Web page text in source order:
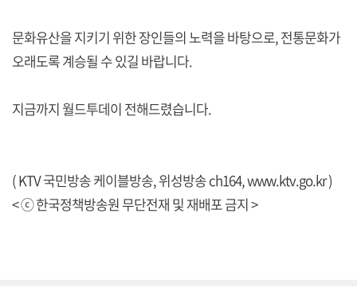
문화유산을 지키기 위한 장인들의 노력을 바탕으로, 전통문화가
오래도록 계승될 수 있길 바랍니다.
지금까지 월드투데이 전해드렸습니다.
( KTV 국민방송 케이블방송, 위성방송 ch164,www.ktv.go.kr)
< ⓒ 한국정책방송원 무단전재 및 재배포 금지 >